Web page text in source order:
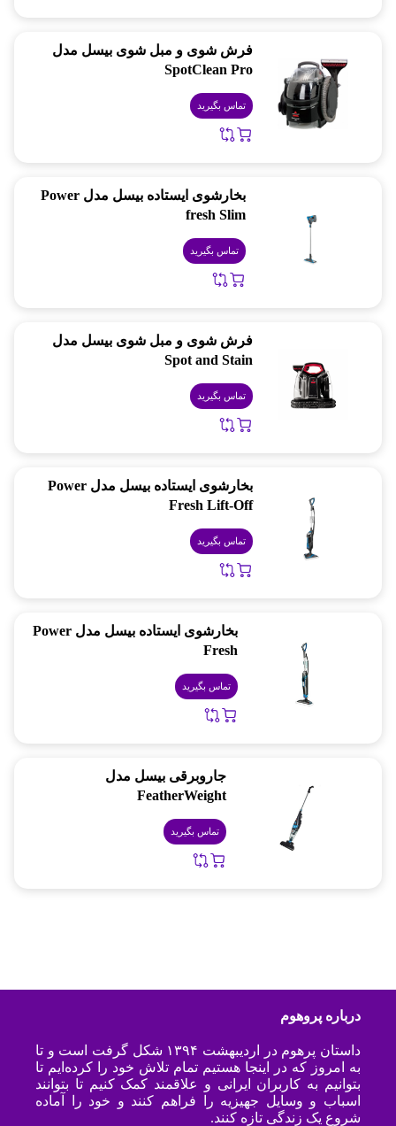
فرش شوی و مبل شوی بیسل مدل
SpotClean Pro
تماس بگیرید
بخارشوی ایستاده بیسل مدل Power
fresh Slim
تماس بگیرید
فرش شوی و مبل شوی بیسل مدل
Spot and Stain
تماس بگیرید
بخارشوی ایستاده بیسل مدل Power
Fresh Lift-Off
تماس بگیرید
بخارشوی ایستاده بیسل مدل Power
Fresh
تماس بگیرید
جاروبرقی بیسل مدل
FeatherWeight
تماس بگیرید
درباره پروهوم
داستان پرهوم در اردیبهشت ۱۳۹۴ شکل گرفت است و تا
به امروز که در اینجا هستیم تمام تلاش خود را کرده‌ایم تا
بتوانیم به کاربران ایرانی و علاقمند کمک کنیم تا بتوانند
اسباب و وسایل جهیزیه را فراهم کنند و خود را آماده
شروع یک زندگی تازه کنند.